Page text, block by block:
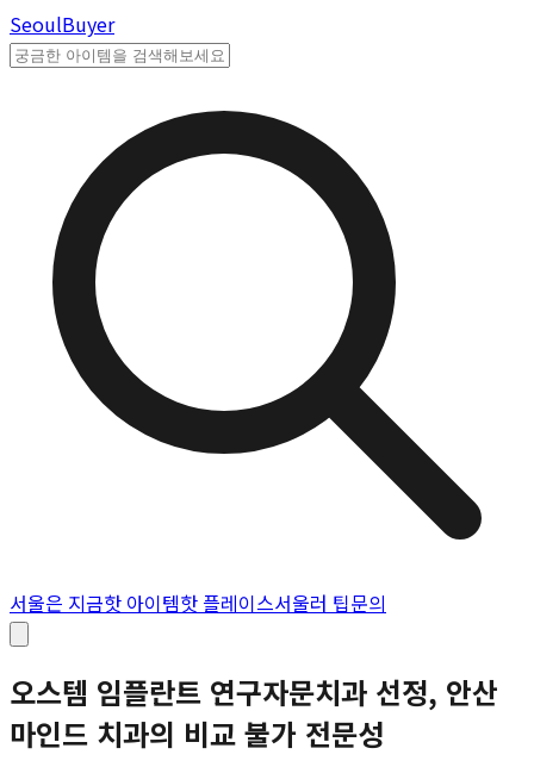
SeoulBuyer
서울은 지금핫 아이템핫 플레이스서울러 팁문의
오스템 임플란트 연구자문치과 선정, 안산
마인드 치과의 비교 불가 전문성